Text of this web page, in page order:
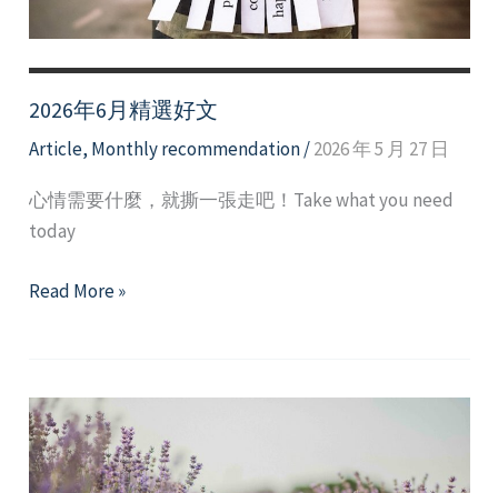
2026年6月精選好文
Article, Monthly recommendation/2026 年 5 月 27 日
心情需要什麼，就撕一張走吧！Take what you need
today
2026
精
選
好
Read More »